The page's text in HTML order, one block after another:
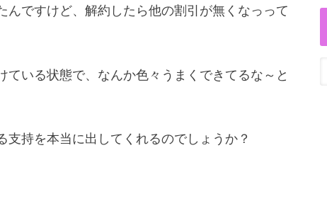
んですけど、解約したら他の割引が無くなっって
いる状態で、なんか色々うまくできてるな～と
持を本当に出してくれるのでしょうか？